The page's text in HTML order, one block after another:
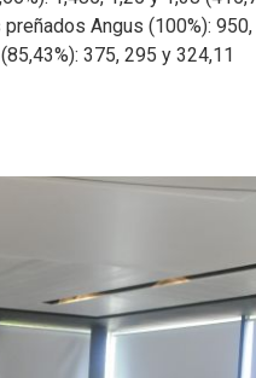
Angus (100%):
375, 295 y 324,11